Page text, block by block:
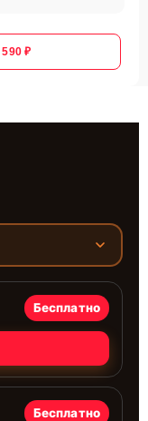
590 ₽
Бесплатно
Бесплатно